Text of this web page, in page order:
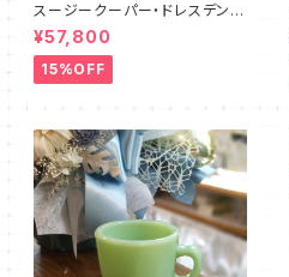
スージークーパー・ドレスデンス
プレイ・ティーフォーツー・セット
PLUS（SCDR6001）
¥57,800
15%OFF